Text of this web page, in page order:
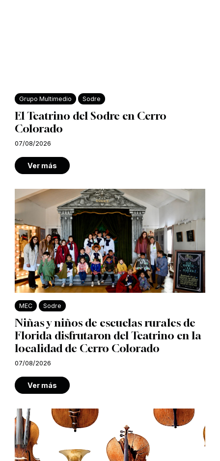
Grupo Multimedio Sodre
El Teatrino del Sodre en Cerro
Colorado
07/08/2026
Ver más
MEC Sodre
Niñas y niños de escuelas rurales de
Florida disfrutaron del Teatrino en la
localidad de Cerro Colorado
07/08/2026
Ver más